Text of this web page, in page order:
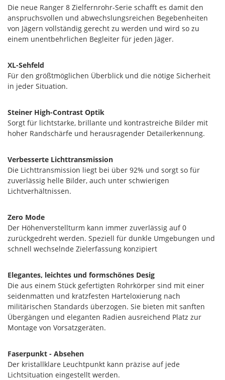
Die neue Ranger 8 Zielfernrohr-Serie schafft es damit den
anspruchsvollen und abwechslungsreichen Begebenheiten
von Jägern vollständig gerecht zu werden und wird so zu
einem unentbehrlichen Begleiter für jeden Jäger.
XL-Sehfeld
Für den größtmöglichen Überblick und die nötige Sicherheit
in jeder Situation.
Steiner High-Contrast Optik
Sorgt für lichtstarke, brillante und kontrastreiche Bilder mit
hoher Randschärfe und herausragender Detailerkennung.
Verbesserte Lichttransmission
Die Lichttransmission liegt bei über 92% und sorgt so für
zuverlässig helle Bilder, auch unter schwierigen
Lichtverhältnissen.
Zero Mode
Der Höhenverstellturm kann immer zuverlässig auf 0
zurückgedreht werden. Speziell für dunkle Umgebungen und
schnell wechselnde Zielerfassung konzipiert
Elegantes, leichtes und formschönes Desig
Die aus einem Stück gefertigten Rohrkörper sind mit einer
seidenmatten und kratzfesten Harteloxierung nach
militärischen Standards überzogen. Sie bieten mit sanften
Übergängen und eleganten Radien ausreichend Platz zur
Montage von Vorsatzgeräten.
Faserpunkt - Absehen
Der kristallklare Leuchtpunkt kann präzise auf jede
Lichtsituation eingestellt werden.